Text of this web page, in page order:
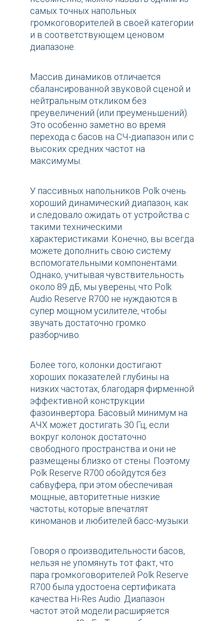
самых точных напольных
громкоговорителей в своей категории
и в соответствующем ценовом
диапазоне.
Массив динамиков отличается
сбалансированной звуковой сценой и
нейтральным откликом без
преувеличений (или преуменьшений).
Это особенно заметно во время
перехода с басов на СЧ-диапазон или с
высоких средних частот на
максимумы.
У пассивных напольников Polk очень
хороший динамический диапазон, как
и следовало ожидать от устройства с
такими техническими
характеристиками. Конечно, вы всегда
можете дополнить свою систему
вспомогательными компонентами.
Однако, учитывая чувствительность
около 89 дБ, мы уверены, что Polk
Audio Reserve R700 не нуждаются в
супер мощном усилителе, чтобы
звучать достаточно громко
разборчиво.
Более того, колонки достигают
хороших показателей глубины на
низких частотах, благодаря фирменной
эффективной конструкции
фазоинвертора. Басовый минимум на
АЧХ может достигать 30 Гц, если
вокруг колонок достаточно
свободного пространства и они не
размещены близко от стены. Поэтому
Polk Reserve R700 обойдутся без
сабвуфера, при этом обеспечивая
мощные, авторитетные низкие
частоты, которые впечатлят
киноманов и любителей басс-музыки.
Говоря о производительности басов,
нельзя не упомянуть тот факт, что
пара громкоговорителей Polk Reserve
R700 была удостоена сертификата
качества Hi-Res Audio. Диапазон
частот этой модели расширяется